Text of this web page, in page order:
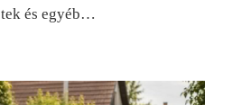
és egyéb…